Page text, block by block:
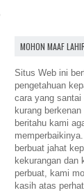
MOHON MAAF
Situs Web ini
pengetahuan
cara yang santai
kurang
beritahu kami
berbuat jahat
kekurangan dan
perbuat, kami
kasih atas